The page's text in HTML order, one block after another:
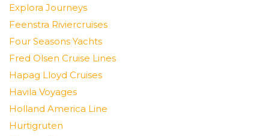
Explora Journeys
Feenstra Riviercruises
Four Seasons Yachts
Fred Olsen Cruise Lines
Hapag Lloyd Cruises
Havila Voyages
Holland America Line
Hurtigruten